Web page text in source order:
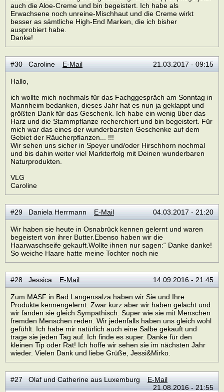
auch die Aloe-Creme und bin begeistert. Ich habe als
Erwachsene noch unreine-Mischhaut und die Creme wirkt
besser as sämtliche High-End Marken, die ich bisher
ausprobiert habe.
Danke!
#30 Caroline E-Mail 21.03.2017 - 09:15
Hallo,
ich wollte mich nochmals für das Fachggespräch am Sonntag in
Mannheim bedanken, dieses Jahr hat es nun ja geklappt und
größten Dank für das Geschenk. Ich habe ein wenig über das
Harz und die Stammpflanze recherchiert und bin begeistert. Für
mich war das eines der wunderbarsten Geschenke auf dem
Gebiet der Räucherpflanzen... !!!
Wir sehen uns sicher in Speyer und/oder Hirschhorn nochmal
und bis dahin weiter viel Markterfolg mit Deinen wunderbaren
Naturprodukten.
VLG
Caroline
#29 Daniela Herrmann E-Mail 04.03.2017 - 21:20
Wir haben sie heute in Osnabrück kennen gelernt und waren
begeistert von ihrer Butter.Ebenso haben wir die
Haarwaschseife gekauft.Wollte ihnen nur sagen:“ Danke danke!
So weiche Haare hatte meine Tochter noch nie
#28 Jessica E-Mail 14.09.2016 - 21:45
Zum MASF in Bad Langensalza haben wir Sie und Ihre
Produkte kennengelernt. Zwar kurz aber wir haben gelacht und
wir fanden sie gleich Sympathisch. Super wie sie mit Menschen
fremden Menschen reden. Wir jedenfalls haben uns gleich wohl
gefühlt. Ich habe mir natürlich auch eine Salbe gekauft und
trage sie jeden Tag auf. Ich finde es super. Danke für den
kleinen Tip oder Rat! Ich hoffe wir sehen sie im nächsten Jahr
wieder. Vielen Dank und liebe Grüße, Jessi&Mirko.
#27 Olaf und Catherine aus Luxemburg
E-Mail
21.08.2016 - 21:55